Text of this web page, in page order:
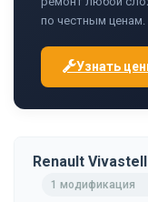
по честным ценам.
Узнать
Renault
1 модификация